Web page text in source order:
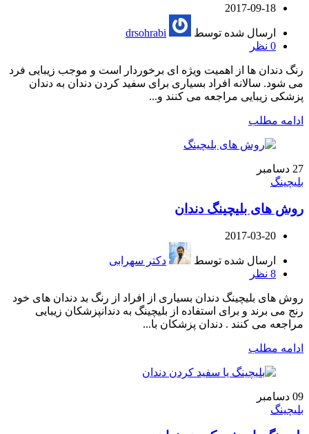
2017-09-18
ارسال شده توسط
drsohrabi
0 نظر
رنگ دندان ها از اهمیت ویژه ای برخوردار است و موجب زیبایی فرد
می شود. سالانه افراد بسیاری برای سفید کردن دندان به دندان
پزشکی زیبایی مراجعه می کنند و...
ادامه مطلب
27 دسامبر
بلیچینگ
روش های بلیچینگ دندان
2017-03-20
ارسال شده توسط
دکتر سهرابی
8 نظر
روش های بلیچینگ دندان بسیاری از افراد از رنگ بد دندان های خود
رنج می برند و برای استفاده از بلیچینگ به دندانپزشکان زیبایی
مراجعه می کنند . دندان پزشکان با...
ادامه مطلب
09 دسامبر
بلیچینگ